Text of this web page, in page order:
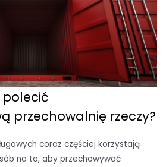
przechowalnię rzeczy?
coraz częściej korzystają
na to, aby przechowywać